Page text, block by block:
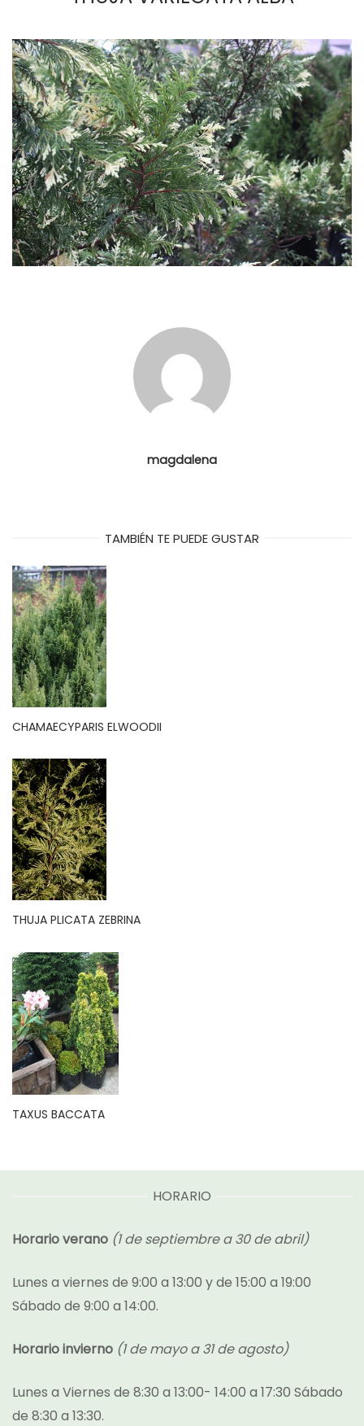
magdalena
TAMBIÉN TE PUEDE GUSTAR
CHAMAECYPARIS ELWOODII
THUJA PLICATA ZEBRINA
TAXUS BACCATA
HORARIO
Horario verano (1 de septiembre a 30 de abril)
Lunes a viernes de 9:00 a 13:00 y de 15:00 a 19:00
Sábado de 9:00 a 14:00.
Horario invierno (1 de mayo a 31 de agosto)
Lunes a Viernes de 8:30 a 13:00- 14:00 a 17:30 Sábado
de 8:30 a 13:30.